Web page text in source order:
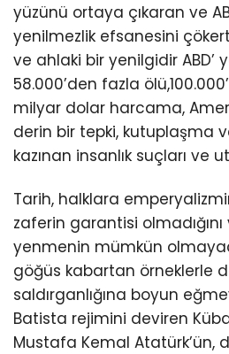
yüzünü ortaya çıkaran ve
yenilmezlik efsanesini
ve ahlaki bir yenilgidir ABD’
58.000’den fazla
milyar dolar harcama,
derin bir tepki, kutuplaşma
kazınan insanlık suçları ve
Tarih, halklara
zaferin garantisi
yenmenin mümkün
göğüs kabartan örneklerle
saldırganlığına boyun
Batista rejimini deviren
Mustafa Kemal Atatürk’ün,